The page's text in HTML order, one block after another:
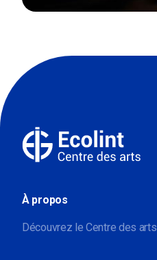
À propos
Découvrez le Centre des arts